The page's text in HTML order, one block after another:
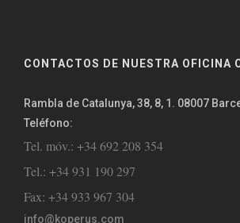
CONTACTOS DE NUESTRA OFICINA
Rambla de Catalunya, 38, 8, 1. 08007
Teléfono:
Tel. móv.: +34 692 208 354
Tel.: +34 931 190 297
Fax: +34 933 967 304
info@koperus.com